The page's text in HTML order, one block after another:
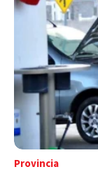
Provincia